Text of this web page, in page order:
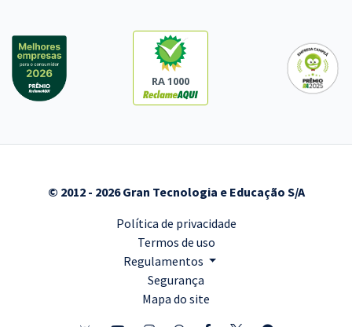
RA 1000
© 2012 - 2026 Gran Tecnologia e Educação S/A
Política de privacidade
Termos de uso
Regulamentos
Segurança
Mapa do site